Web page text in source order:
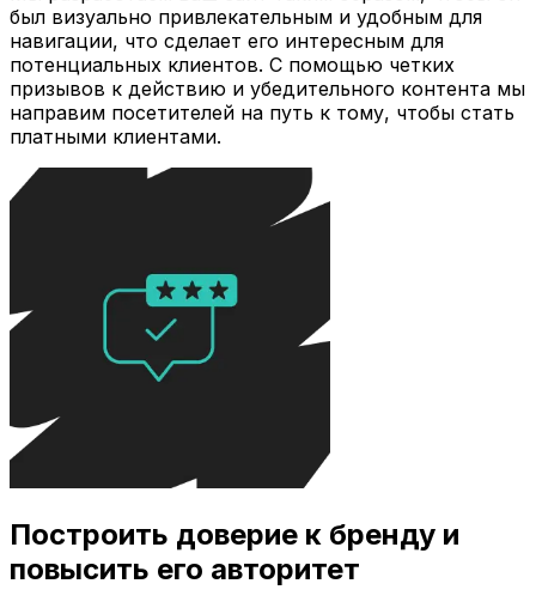
был визуально привлекательным и удобным для
навигации, что сделает его интересным для
потенциальных клиентов. С помощью четких
призывов к действию и убедительного контента мы
направим посетителей на путь к тому, чтобы стать
платными клиентами.
Построить доверие к бренду и
повысить его авторитет